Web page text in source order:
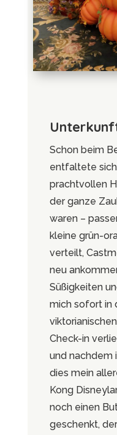
Schon beim
entfaltete
prachtvollen
der ganze
waren –
kleine grün-
verteilt,
neu
Süßigkeiten
mich sofort in
Check-in
und nachdem
dies mein
Kong
noch einen
geschenkt,